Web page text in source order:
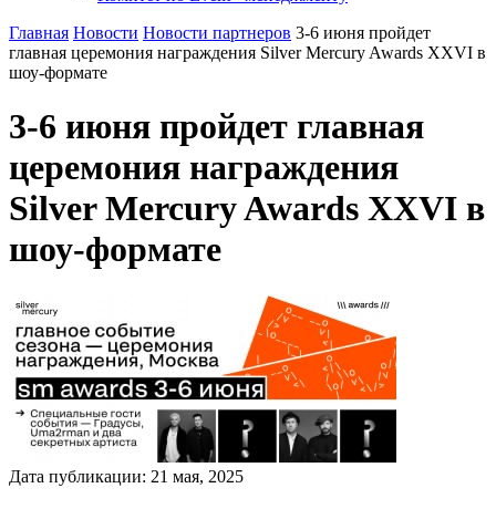
Главная Новости Новости партнеров 3-6 июня пройдет
главная церемония награждения Silver Mercury Awards XXVI в
шоу-формате
3-6 июня пройдет главная
церемония награждения
Silver Mercury Awards XXVI в
шоу-формате
Дата публикации: 21 мая, 2025